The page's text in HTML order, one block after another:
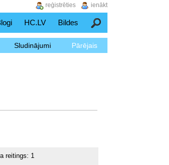
HC.LV Bildes Meklēšana
Sludinājumi Pārējais
reitings: 1
ienākt
reģistrēties